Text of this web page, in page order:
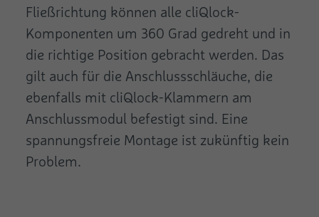
Fließrichtung können alle cliQlock-
Komponenten um 360 Grad gedreht und in
die richtige Position gebracht werden. Das
gilt auch für die Anschlussschläuche, die
ebenfalls mit cliQlock-Klammern am
Anschlussmodul befestigt sind. Eine
spannungsfreie Montage ist zukünftig kein
Problem.